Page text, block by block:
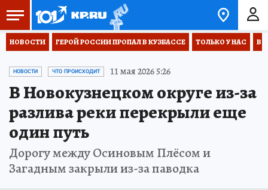
НОВОСТИ ГЕРОЙ РОССИИ ПРОПАЛ В КУЗБАССЕ ТОЛЬКО У НАС
НОВОСТИ ЧТО ПРОИСХОДИТ 11 мая 2026 5:26
В Новокузнецком округе из-за
разлива реки перекрыли еще
один путь
Дорогу между Осиновым Плёсом и
Загадным закрыли из-за паводка